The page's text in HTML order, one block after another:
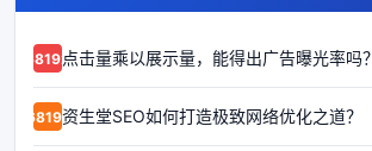
68192点击量乘以展示量，能得出广告曝光率吗？
68191资生堂SEO如何打造极致网络优化之道？